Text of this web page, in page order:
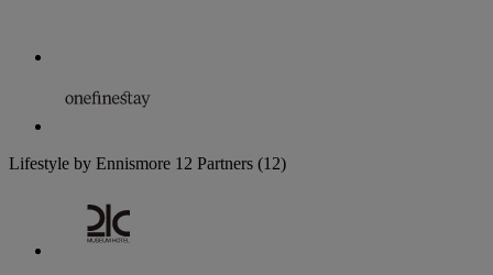
Lifestyle by Ennismore 12 Partners (12)